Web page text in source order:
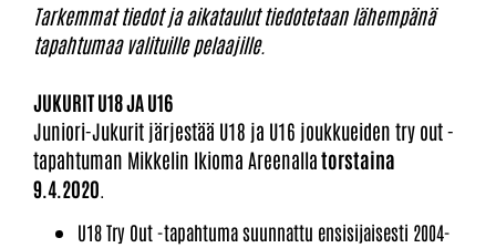
Tarkemmat tiedot ja aikataulut tiedotetaan lähempänä
tapahtumaa valituille pelaajille.
JUKURIT U18 JA U16
Juniori-Jukurit järjestää U18 ja U16 joukkueiden try out -
tapahtuman Mikkelin Ikioma Areenallatorstaina
9.4.2020
U18 Try Out -tapahtuma suunnattu ensisijaisesti 2004-